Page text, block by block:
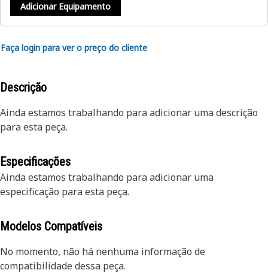
Adicionar Equipamento
Faça login para ver o preço do cliente
Descrição
Ainda estamos trabalhando para adicionar uma descrição
para esta peça.
Especificações
Ainda estamos trabalhando para adicionar uma
especificação para esta peça.
Modelos Compatíveis
No momento, não há nenhuma informação de
compatibilidade dessa peça.